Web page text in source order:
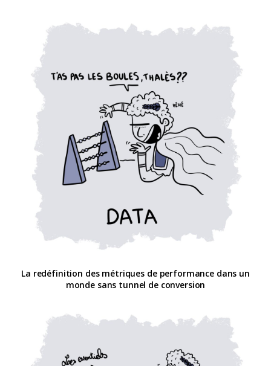
La redéfinition des métriques de performance dans un
monde sans tunnel de conversion